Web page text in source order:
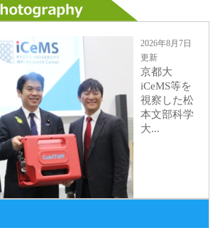
2026年8月7日
更新
京都大
iCeMS等を
視察した松
本文部科学
大...